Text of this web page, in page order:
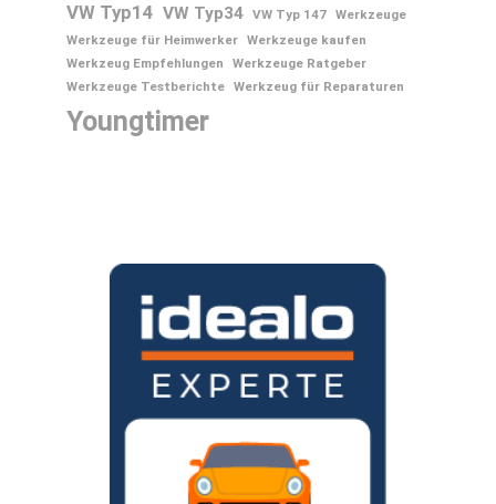
VW Typ14 VW Typ34 VW Typ 147 Werkzeuge
Werkzeuge für Heimwerker Werkzeuge kaufen
Werkzeug Empfehlungen
Werkzeuge Ratgeber
Werkzeuge Testberichte Werkzeug für Reparaturen
Youngtimer